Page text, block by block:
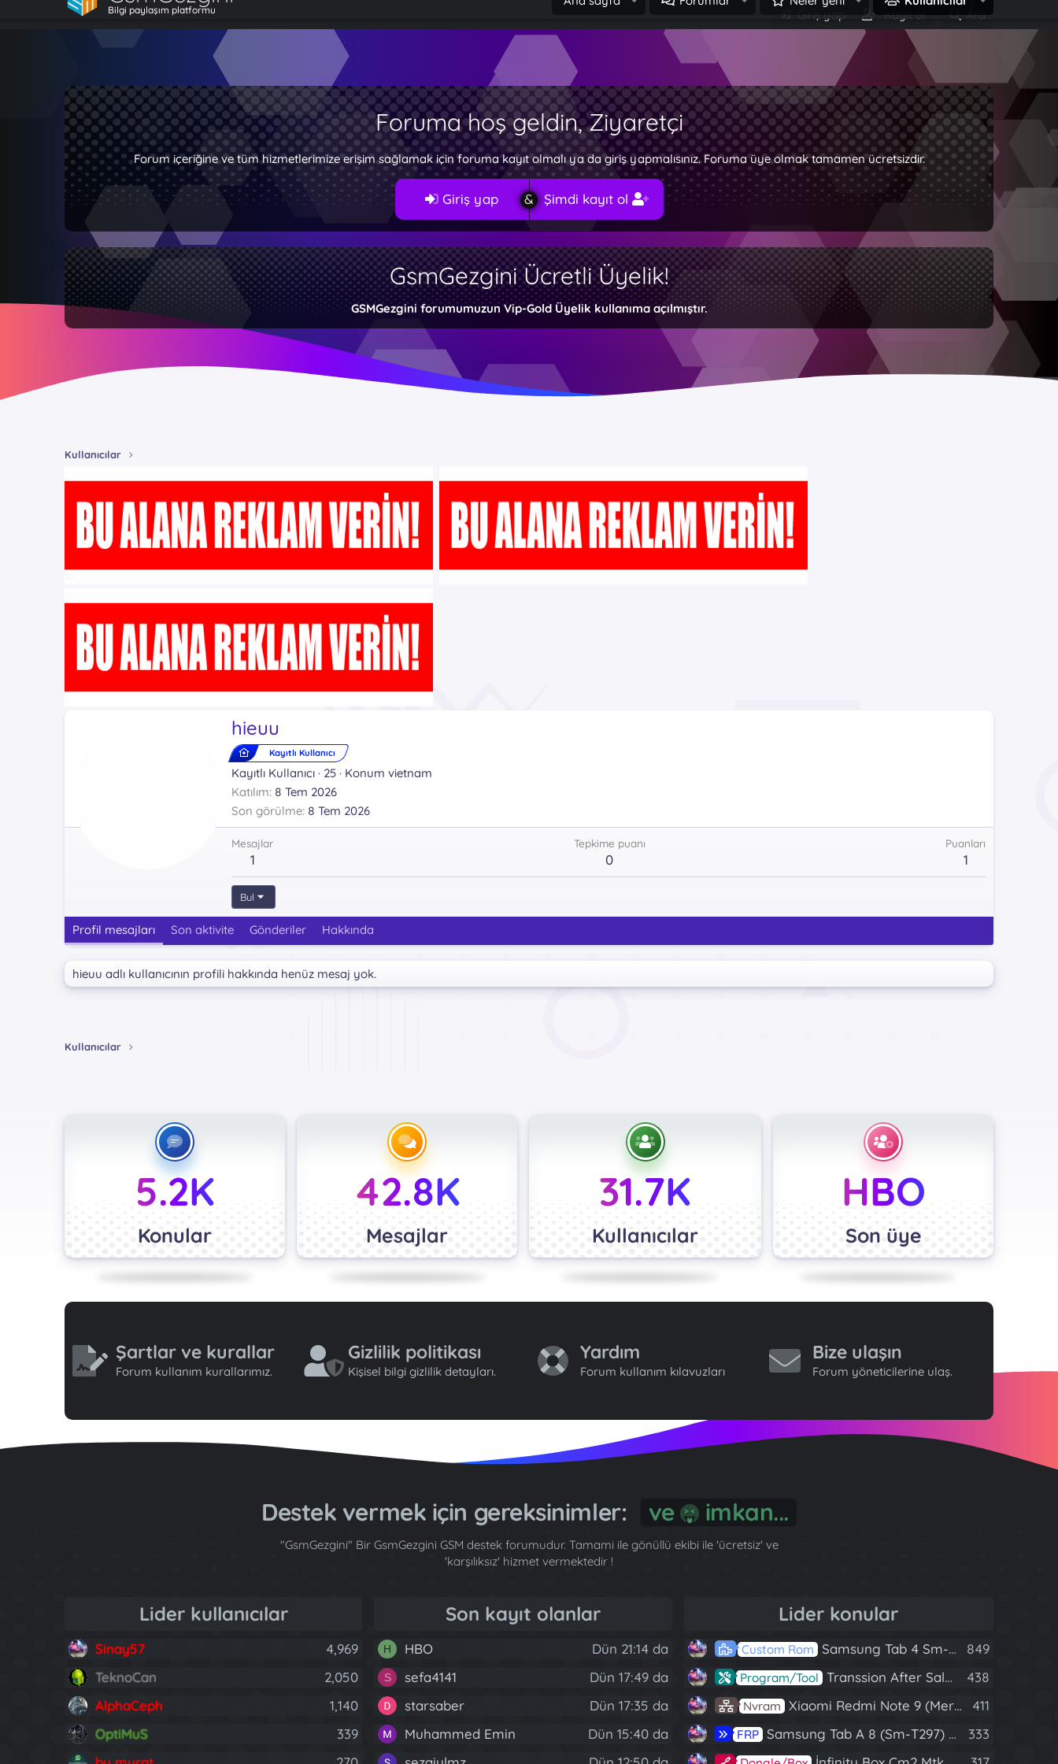
Giriş yap Kayıt ol Ara
Bilgi paylaşım platformu
Foruma hoş geldin, Ziyaretçi
Forum içeriğine ve tüm hizmetlerimize erişim sağlamak için foruma kayıt olmalı ya da giriş yapmalısınız. Foruma üye olmak tamamen ücretsizdir.
Giriş yap Şimdi kayıt ol
GsmGezgini Ücretli Üyelik!
GSMGezgini forumumuzun Vip-Gold Üyelik kullanıma açılmıştır.
Kullanıcılar
hieuu
Kayıtlı Kullanıcı
Kayıtlı Kullanıcı · 25 · Konum vietnam
Katılım 8 Tem 2026
Son görülme 8 Tem 2026
Mesajlar
1
Tepkime puanı
0
Puanları
1
Bul
Profil mesajları Son aktivite Gönderiler Hakkında
hieuu adlı kullanıcının profili hakkında henüz mesaj yok.
Kullanıcılar
5.2K
Konular
42.8K
Mesajlar
31.7K
Kullanıcılar
HBO
Son üye
Şartlar ve kurallar
Forum kullanım kurallarımız.
Gizlilik politikası
Kişisel bilgi gizlilik detayları.
Yardım
Forum kullanım kılavuzları
Bize ulaşın
Forum yöneticilerine ulaş.
Destek vermek için gereksinimler: ve imkan...
"GsmGezgini" Bir GsmGezgini GSM destek forumudur. Tamami ile gönüllü ekibi ile 'ücretsiz' ve
'karşılıksız' hizmet vermektedir !
Lider kullanıcılar
Sinay57
4,969
TeknoCan
2,050
AlphaCeph
1,140
OptiMuS
339
Son kayıt olanlar
H HBO Dün 21:14 da
S sefa4141
Dün 17:49 da
starsaber
Dün 17:35 da
Muhammed Emin
Dün 15:40 da
Lider konular
Custom Rom Samsung Tab 4 Sm-T230 Android 7.1 Stabil Eba Destekli Yazılım 849
Program/Tool Transsion After Sales Tool V1.5.1 Full (Tüm Mtk Işlemcili Cihazları Meta Moda Alma) 438
Nvram Xiaomi Redmi Note 9 (Merlin) Nvram Yedeği Fix Nv By Dft Pro 411
FRP Samsung Tab A 8 (Sm-T297) U4 Frp Reset 333